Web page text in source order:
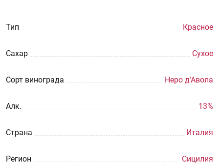
Тип Красное
Сахар Сухое
Сорт винограда Неро д'Авола
Aлк. 13%
Страна Италия
Регион Сицилия